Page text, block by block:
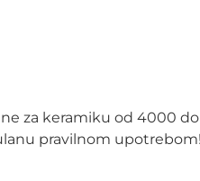
za keramiku od 4000
pravilnom upotrebom!